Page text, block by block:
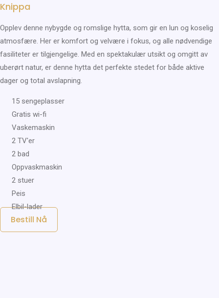
Knippa
Opplev denne nybygde og romslige hytta, som gir en lun og koselig
atmosfære. Her er komfort og velvære i fokus, og alle nødvendige
fasiliteter er tilgjengelige. Med en spektakulær utsikt og omgitt av
uberørt natur, er denne hytta det perfekte stedet for både aktive
dager og total avslapning.
15 sengeplasser
Gratis wi-fi
Vaskemaskin
2 TV'er
2 bad
Oppvaskmaskin
2 stuer
Peis
Elbil-lader
Bestill Nå